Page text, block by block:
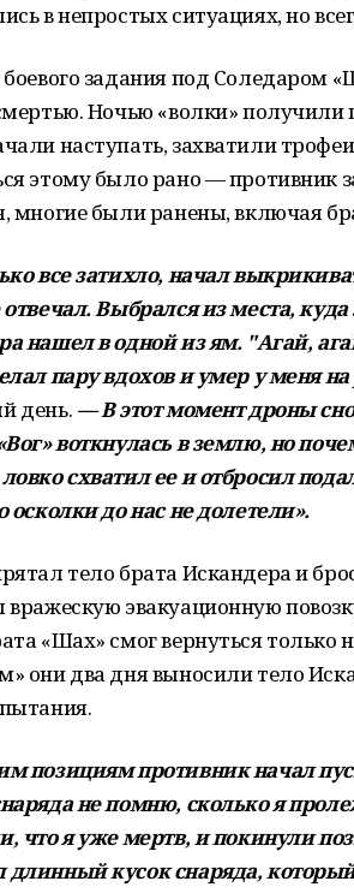
в непростых ситуациях, но
задания под Соледаром
Ночью «волки» получили
наступать, захватили
этому было рано — противник
многие были ранены, включая
все затихло, начал
Выбрался из места,
нашел в одной из ям. "Агай,
пару вдохов и умер у меня на
день. — В этот момент дроны
воткнулась в землю, но
схватил ее и отбросил
осколки до нас не долетели».
тело брата Искандера и
эвакуационную
«Шах» смог вернуться только
они два дня выносили тело
позициям противник начал
не помню, сколько я
что я уже мертв, и покинули
кусок снаряда,